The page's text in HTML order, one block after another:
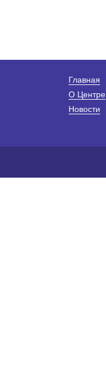
Главная
О Центре
Новости